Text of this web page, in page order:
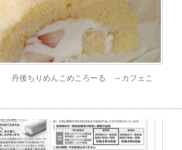
丹後ちりめんこめころーる ～カフェこ